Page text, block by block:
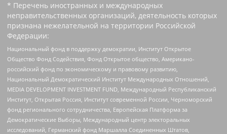
* Перечень иностранных и международных
неправительственных организаций, деятельность которых
признана нежелательной на территории Российской
Федерации:
Национальный фонд в поддержку демократии, Институт Открытое
Общество Фонд Содействия, Фонд Открытое общество, Американо-
российский фонд по экономическому и правовому развитию,
Национальный Демократический Институт Международных Отношений,
MEDIA DEVELOPMENT INVESTMENT FUND, Международный Республиканский
Институт, Открытая Россия, Институт современной России, Черноморский
фонд регионального сотрудничества, Европейская Платформа за
Демократические Выборы, Международный центр электоральных
исследований, Германский фонд Маршалла Соединенных Штатов,